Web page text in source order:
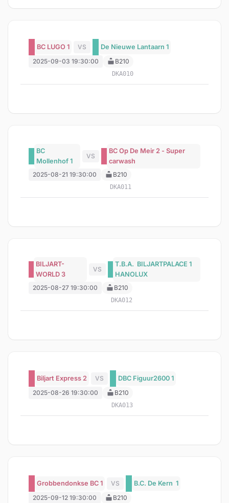
BC LUGO 1 VS
De Nieuwe Lantaarn 1
2025-09-03 19:30:00
B210
DKA010
BC
Mollenhof 1
VS
BC Op De Meir 2 - Super
carwash
2025-08-21 19:30:00
B210
DKA011
BILJART-
WORLD 3
VS
T.B.A. BILJARTPALACE 1
HANOLUX
2025-08-27 19:30:00
B210
DKA012
Biljart Express 2 VS
DBC Figuur2600 1
2025-08-26 19:30:00
B210
DKA013
Grobbendonkse BC 1 VS
B.C. De Kern 1
2025-09-12 19:30:00
B210